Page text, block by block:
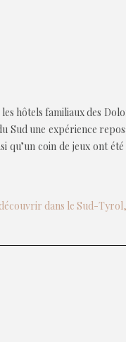
hôtels familiaux des
Sud une expérience
qu’un coin de jeux ont
dans le Sud-